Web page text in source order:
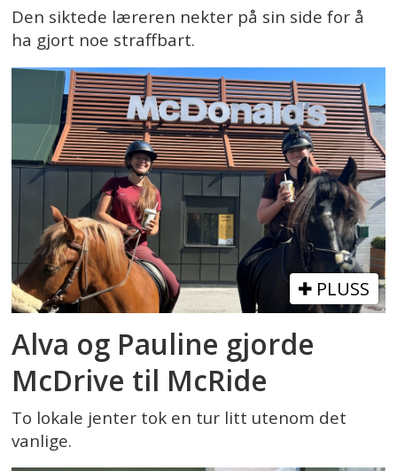
Den siktede læreren nekter på sin side for å
ha gjort noe straffbart.
PLUSS
Alva og Pauline gjorde
McDrive til McRide
To lokale jenter tok en tur litt utenom det
vanlige.